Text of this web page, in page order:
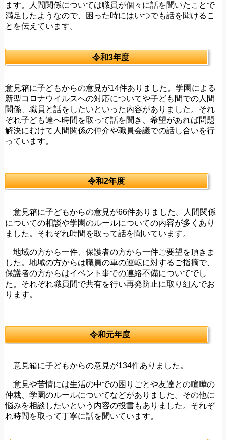
ます。人間関係については職員が個々に話を聞いたことで
満足したようなので、困った時にはいつでも話を聞けるこ
とを伝えています。
令和3年度
意見箱に子どもからの意見が14件ありました。学園による
新型コロナウイルスへの対応についてや子ども間での人間
関係、職員と話をしたいといった内容がありました。それ
ぞれ子ども達へ時間を取って話を聞き、希望があれば問題
解決にむけて人間関係の仲介や職員会議での話し合いを行
っています。
令和2年度
意見箱に子どもからの意見が66件ありました。人間関係
についての相談や学園のルールについての内容が多くあり
ました。それぞれ時間を取って話を聞いています。
地域の方から一件、保護者の方から一件ご要望を頂きま
した。地域の方からは職員の車の運転に対するご指摘で、
保護者の方からはイベント事での連絡不備についてでし
た。それぞれ職員間で共有を行い再発防止に取り組んでお
ります。
令和元年度
意見箱に子どもからの意見が134件ありました。
意見や苦情には生活の中での困りごとや友達との喧嘩の
仲裁、学園のルールについてなどがありました。その他に
悩みを相談したいという内容の投書もありました。それぞ
れ時間を取って丁寧に話を聞いています。